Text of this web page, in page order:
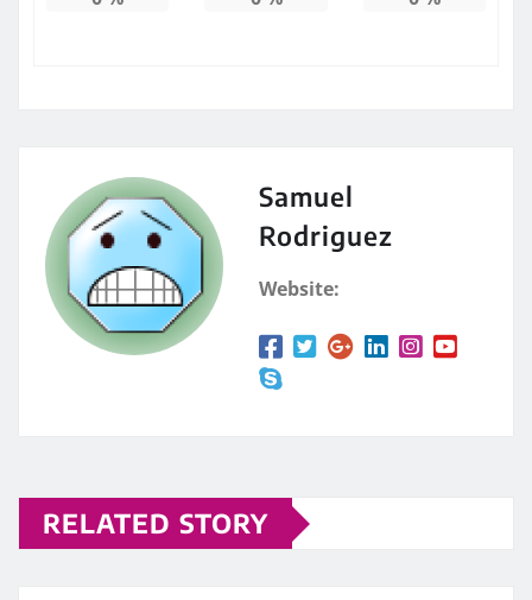
Samuel
Rodriguez
Website:
RELATED STORY